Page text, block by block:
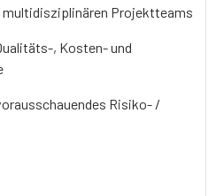
Projektteams
, Kosten- und
Risiko- /